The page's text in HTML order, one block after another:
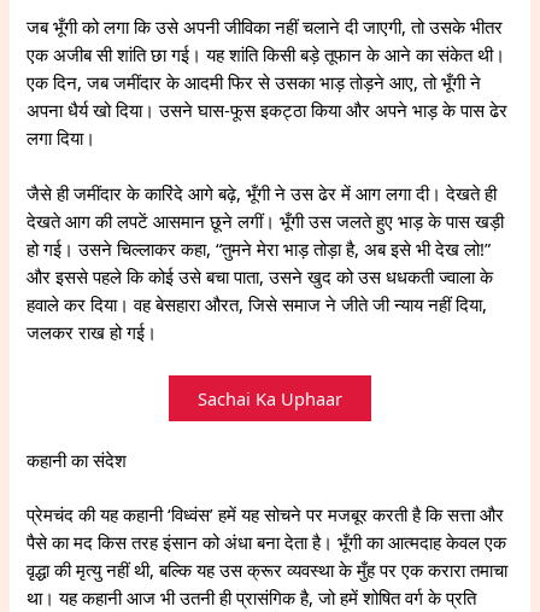
जब भूँगी को लगा कि उसे अपनी जीविका नहीं चलाने दी जाएगी, तो उसके भीतर
एक अजीब सी शांति छा गई। यह शांति किसी बड़े तूफान के आने का संकेत थी।
एक दिन, जब जमींदार के आदमी फिर से उसका भाड़ तोड़ने आए, तो भूँगी ने
अपना धैर्य खो दिया। उसने घास-फूस इकट्ठा किया और अपने भाड़ के पास ढेर
लगा दिया।
जैसे ही जमींदार के कारिंदे आगे बढ़े, भूँगी ने उस ढेर में आग लगा दी। देखते ही
देखते आग की लपटें आसमान छूने लगीं। भूँगी उस जलते हुए भाड़ के पास खड़ी
हो गई। उसने चिल्लाकर कहा, “तुमने मेरा भाड़ तोड़ा है, अब इसे भी देख लो!”
और इससे पहले कि कोई उसे बचा पाता, उसने खुद को उस धधकती ज्वाला के
हवाले कर दिया। वह बेसहारा औरत, जिसे समाज ने जीते जी न्याय नहीं दिया,
जलकर राख हो गई।
Sachai Ka Uphaar
कहानी का संदेश
प्रेमचंद की यह कहानी ‘विध्वंस’ हमें यह सोचने पर मजबूर करती है कि सत्ता और
पैसे का मद किस तरह इंसान को अंधा बना देता है। भूँगी का आत्मदाह केवल एक
वृद्धा की मृत्यु नहीं थी, बल्कि यह उस क्रूर व्यवस्था के मुँह पर एक करारा तमाचा
था। यह कहानी आज भी उतनी ही प्रासंगिक है, जो हमें शोषित वर्ग के प्रति